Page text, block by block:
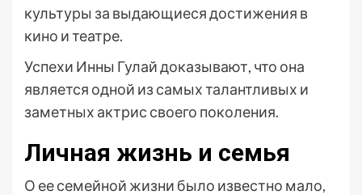
культуры за выдающиеся достижения в
кино и театре.
Успехи Инны Гулай доказывают, что она
является одной из самых талантливых и
заметных актрис своего поколения.
Личная жизнь и семья
О ее семейной жизни было известно мало,